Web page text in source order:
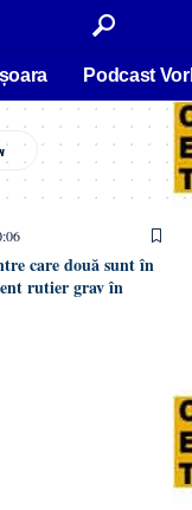
Podcast
care două sunt în
rutier grav în